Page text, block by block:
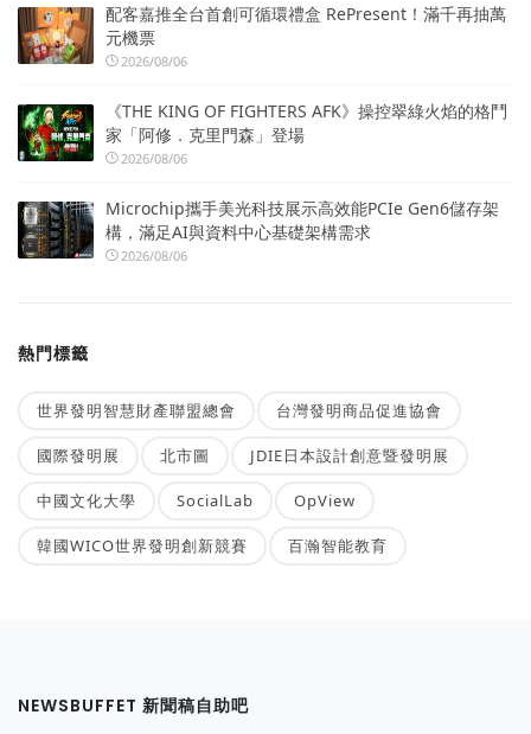
配客嘉推全台首創可循環禮盒 RePresent！滿千再抽萬
元機票
2026/08/06
《THE KING OF FIGHTERS AFK》操控翠綠火焰的格鬥
家「阿修．克里門森」登場
2026/08/06
Microchip攜手美光科技展示高效能PCIe Gen6儲存架
構，滿足AI與資料中心基礎架構需求
2026/08/06
熱門標籤
世界發明智慧財產聯盟總會 台灣發明商品促進協會
國際發明展 北市圖 JDIE日本設計創意暨發明展
中國文化大學 SocialLab OpView
韓國WICO世界發明創新競賽 百瀚智能教育
NEWSBUFFET 新聞稿自助吧